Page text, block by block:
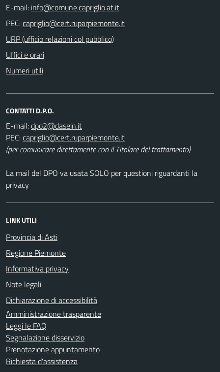
E-mail:
PEC:
URP (ufficio relazioni col pubblico)
Uffici e orari
Numeri utili
CONTATTI D.P.O.
E-mail:
PEC:
(per comunicare direttamente con il Titolare del trattamento)
La mail del DPO va usata SOLO per questioni riguardanti la
privacy
LINK UTILI
Provincia di Asti
Regione Piemonte
Informativa privacy
Note legali
Dichiarazione di accessibilità
Amministrazione trasparente
Leggi le FAQ
Segnalazione disservizio
Prenotazione appuntamento
Richiesta d'assistenza